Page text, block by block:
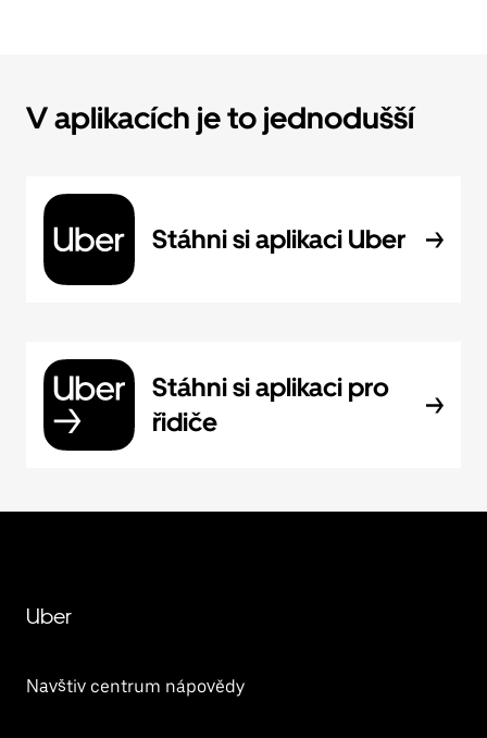
V aplikacích je to jednodušší
Stáhni si aplikaci Uber
Stáhni si aplikaci pro
řidiče
Uber
Navštiv centrum nápovědy